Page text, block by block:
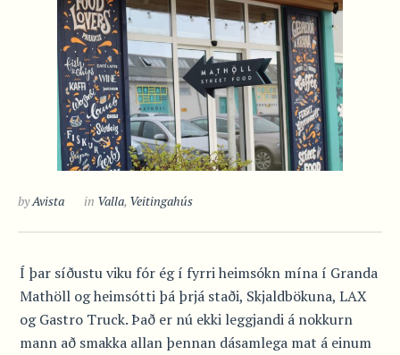
byAvista in Valla, Veitingahús
Í þar síðustu viku fór ég í fyrri heimsókn mína í Granda
Mathöll og heimsótti þá þrjá staði, Skjaldbökuna, LAX
og Gastro Truck. Það er nú ekki leggjandi á nokkurn
mann að smakka allan þennan dásamlega mat á einum